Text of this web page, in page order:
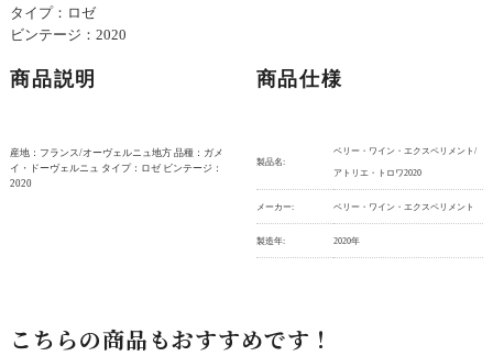
タイプ：ロゼ
ビンテージ：2020
商品説明
産地：フランス/オーヴェルニュ地方 品種：ガメ
イ・ドーヴェルニュ タイプ：ロゼ ビンテージ：
2020
商品仕様
製品名:
ベリー・ワイン・エクスペリメント/
アトリエ・トロワ2020
メーカー: ベリー・ワイン・エクスペリメント
製造年: 2020年
こちらの商品もおすすめです！